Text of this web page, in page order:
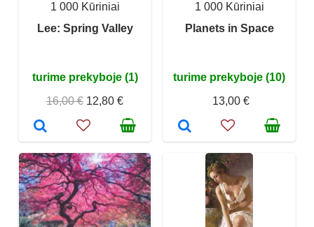
1 000 Kūriniai
Lee: Spring Valley
turime prekyboje (1)
16,00 € 12,80 €
1 000 Kūriniai
Planets in Space
turime prekyboje (10)
13,00 €